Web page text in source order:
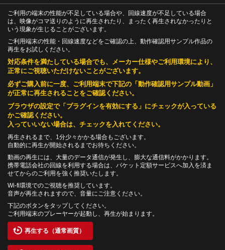
ご利用の端末の性能が不足している場合や、回線速度が不足している場合
は、映像がコマ送りのように再生されたり、まったく再生されなかったりと
いう現象が生じることがございます。
ご利用端末の性能・回線速度などをご確認の上、動作確認用サンプル作品の
再生をお試しください。
対応条件を満たしている場合でも、メーカー仕様やご利用環境により、
正常にご視聴いただけないことがございます。
必ずご購入前に一度、ご利用端末で下記の「動作確認用サンプル動画」
が正常に再生されることをご確認ください。
ブラウザの設定で「プラグインを有効にする」にチェックが入っている
かご確認ください。
入っていいない場合は、チェックを入れてください。
再生されるまで、1分少々かかる場合もございます。
自動的に再生が開始されるまでお待ちください。
動画の再生には、大量のデータ通信が発生し、膨大な通信料がかかります。
携帯電話会社の回線を利用する場合は、パケット定額サービスへ加入を済ま
せてからのご利用を強く推奨いたします。
Wi-fi環境でのご視聴を推奨しています。
音声が再生されますので、音量にご注意ください。
下記のボタンをタップしてください。
ご利用端末のプレーヤーが起動し、再生が始まります。
再生する（通常画質）